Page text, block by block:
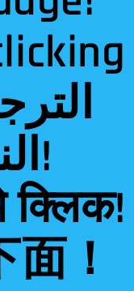
क्लिक!
！